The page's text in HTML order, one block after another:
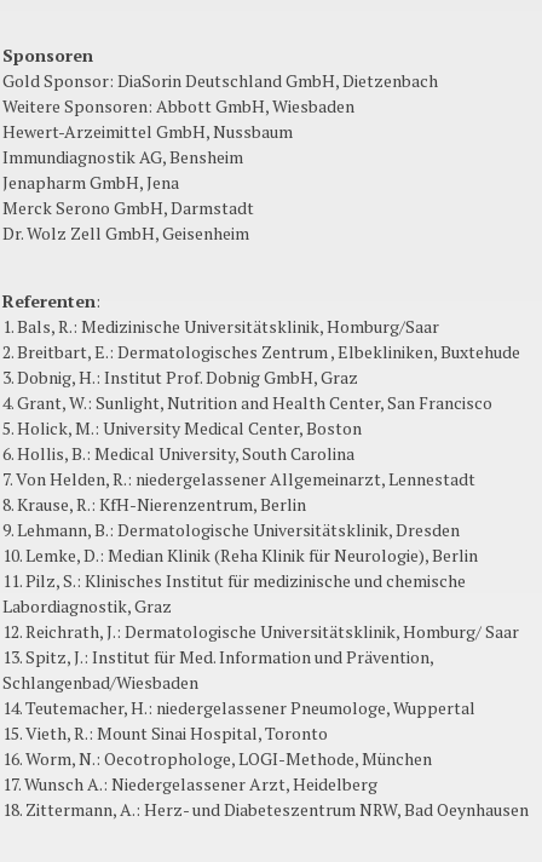
Sponsoren
Gold Sponsor: DiaSorin Deutschland GmbH, Dietzenbach
Weitere Sponsoren: Abbott GmbH, Wiesbaden
Hewert-Arzeimittel GmbH, Nussbaum
Immundiagnostik AG, Bensheim
Jenapharm GmbH, Jena
Merck Serono GmbH, Darmstadt
Dr. Wolz Zell GmbH, Geisenheim
Referenten:
1. Bals, R.: Medizinische Universitätsklinik, Homburg/Saar
2. Breitbart, E.: Dermatologisches Zentrum , Elbekliniken, Buxtehude
3. Dobnig, H.: Institut Prof. Dobnig GmbH, Graz
4. Grant, W.: Sunlight, Nutrition and Health Center, San Francisco
5. Holick, M.: University Medical Center, Boston
6. Hollis, B.: Medical University, South Carolina
7. Von Helden, R.: niedergelassener Allgemeinarzt, Lennestadt
8. Krause, R.: KfH-Nierenzentrum, Berlin
9. Lehmann, B.: Dermatologische Universitätsklinik, Dresden
10. Lemke, D.: Median Klinik (Reha Klinik für Neurologie), Berlin
11. Pilz, S.: Klinisches Institut für medizinische und chemische
Labordiagnostik, Graz
12. Reichrath, J.: Dermatologische Universitätsklinik, Homburg/ Saar
13. Spitz, J.: Institut für Med. Information und Prävention,
Schlangenbad/Wiesbaden
14. Teutemacher, H.: niedergelassener Pneumologe, Wuppertal
15. Vieth, R.: Mount Sinai Hospital, Toronto
16. Worm, N.: Oecotrophologe, LOGI-Methode, München
17. Wunsch A.: Niedergelassener Arzt, Heidelberg
18. Zittermann, A.: Herz- und Diabeteszentrum NRW, Bad Oeynhausen